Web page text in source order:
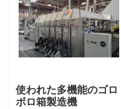
製品
ビデオ
私達について
使われた多機能のゴロ
ボロ箱製造機